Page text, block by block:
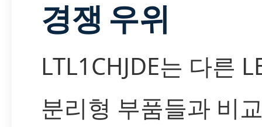
경쟁 우위
LTL1CHJDE는 다른
분리형 부품들과 비